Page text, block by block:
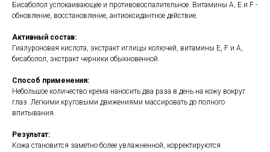
Бисаболол успокаивающее и противовоспалительное. Витамины A, E и F -
обновление, восстановление, антиоксидантное действие.
Активный состав:
Гиалуроновая кислота, экстракт иглицы колючей, витамины Е, F и А,
бисаболол, экстракт черники обыкновенной.
Способ применения:
Небольшое количество крема наносить два раза в день на кожу вокруг
глаз. Легкими круговыми движениями массировать до полного
впитывания.
Результат:
Кожа становится заметно более увлажненной, корректируются